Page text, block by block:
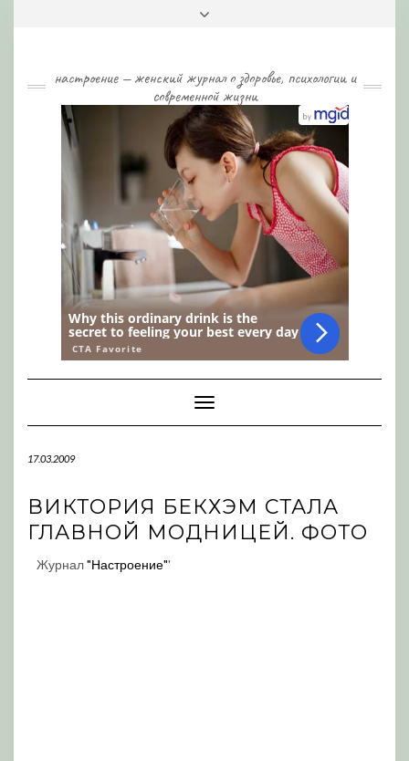
настроение — женский журнал о здоровье, психологии и
современной жизни
Toggle
Navigation
17.03.2009
ВИКТОРИЯ БЕКХЭМ СТАЛА
ГЛАВНОЙ МОДНИЦЕЙ. ФОТО
Журнал"Настроение"'